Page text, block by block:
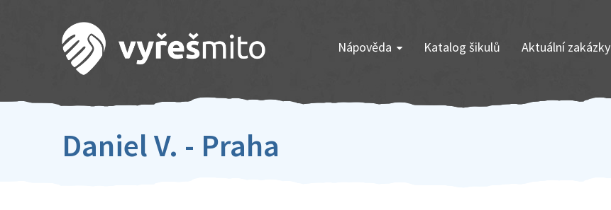
Nápověda Katalog šikulů Aktuální zakázky
Daniel V. - Praha